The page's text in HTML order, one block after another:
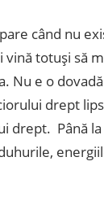
când nu
totuşi să
Nu e o
drept
drept. Până